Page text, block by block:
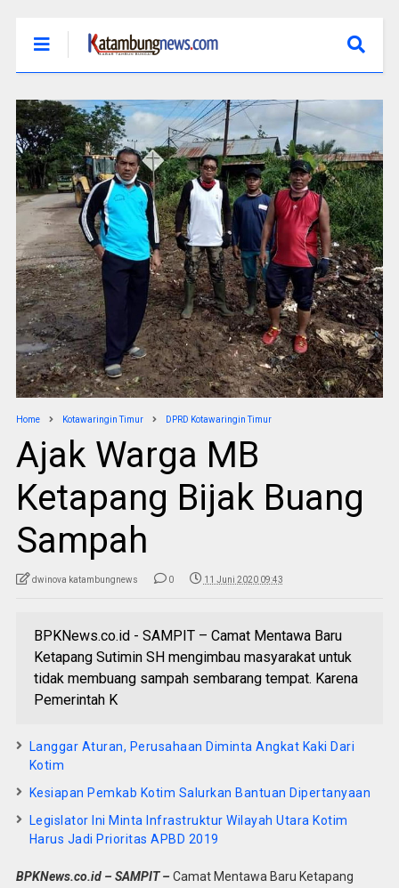
Home Kotawaringin Timur DPRD Kotawaringin Timur
Ajak Warga MB
Ketapang Bijak Buang
Sampah
dwinova katambungnews 0 11 Juni 2020 09:43
BPKNews.co.id - SAMPIT – Camat Mentawa Baru
Ketapang Sutimin SH mengimbau masyarakat untuk
tidak membuang sampah sembarang tempat. Karena
Pemerintah K
Langgar Aturan, Perusahaan Diminta Angkat Kaki Dari
Kotim
Kesiapan Pemkab Kotim Salurkan Bantuan Dipertanyaan
Legislator Ini Minta Infrastruktur Wilayah Utara Kotim
Harus Jadi Prioritas APBD 2019
BPKNews.co.id – SAMPIT – Camat Mentawa Baru Ketapang